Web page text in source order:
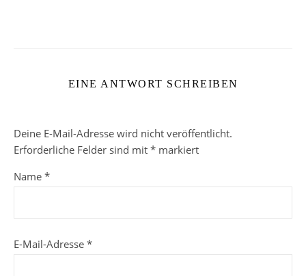
EINE ANTWORT SCHREIBEN
Deine E-Mail-Adresse wird nicht veröffentlicht.
Erforderliche Felder sind mit * markiert
Name *
E-Mail-Adresse *